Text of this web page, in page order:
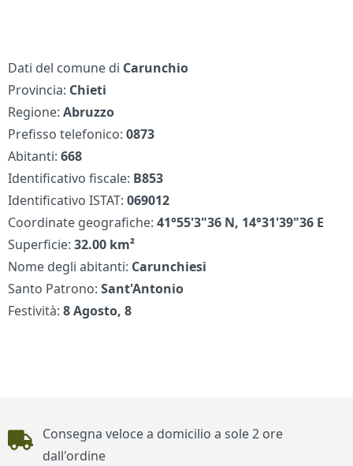
Dati del comune di Carunchio
Provincia: Chieti
Regione:Abruzzo
Prefisso telefonico:0873
Abitanti:668
Identificativo fiscale: B853
Identificativo ISTAT:069012
Coordinate geografiche:41°55'3"36 N, 14°31'39"36 E
Superficie:32.00 km²
Nome degli abitanti: Carunchiesi
Santo Patrono:Sant'Antonio
Festività:8 Agosto, 8
Piè di pagina
Consegna veloce a domicilio a sole 2 ore
dall'ordine